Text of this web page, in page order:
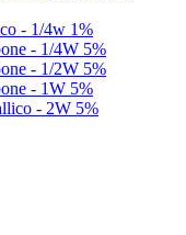
- 1/4w 1%
- 1/4W 5%
- 1/2W 5%
- 1W 5%
- 2W 5%